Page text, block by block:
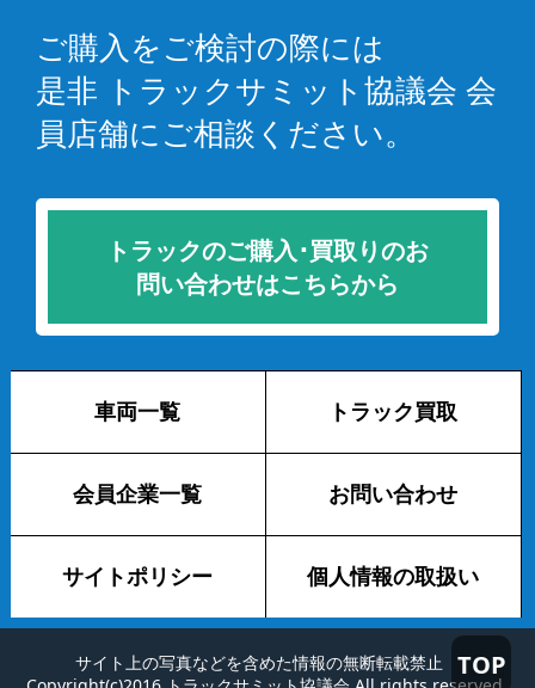
TOP
ご購入をご検討の際には
是非 トラックサミット協議会 会
員店舗にご相談ください。
トラックのご購入･買取りのお
問い合わせはこちらから
車両一覧 トラック買取
会員企業一覧 お問い合わせ
サイトポリシー 個人情報の取扱い
サイト上の写真などを含めた情報の無断転載禁止